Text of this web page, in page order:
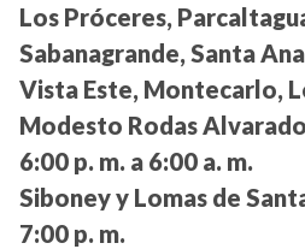
Los Próceres,
Sabanagrande, Santa
Vista Este, Montecarlo,
Modesto Rodas
6:00 p. m. a 6:00 a. m.
Siboney y Lomas de
7:00 p. m.